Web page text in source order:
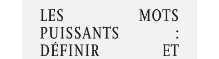
LES MOTS
PUISSANTS :
DÉFINIR ET